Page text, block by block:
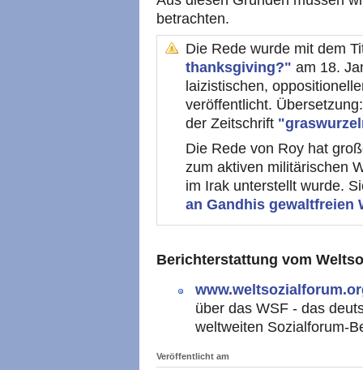
betrachten.
Die Rede wurde mit dem
thanksgiving?" am 18.
laizistischen,
veröffentlicht.
der Zeitschrift
Die Rede von Roy hat
zum aktiven militärischen
im Irak unterstellt wurde.
an Gandhis gewaltfreien
Berichterstattung vom
über das WSF - das
weltweiten Sozialforum-
Veröffentlicht am